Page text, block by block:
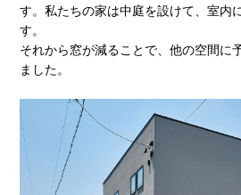
す。私たちの家は中庭を設けて、室内
す。
それから窓が減ることで、他の空間に
ました。